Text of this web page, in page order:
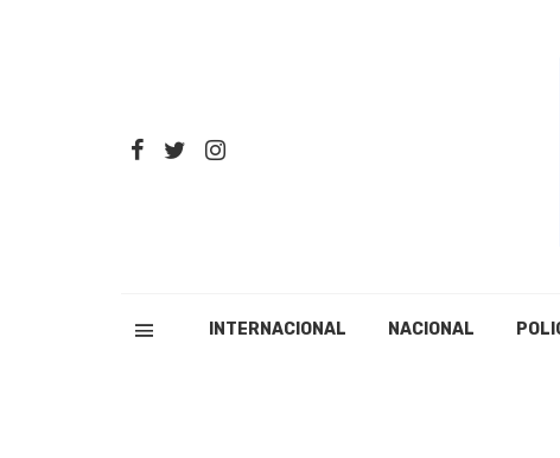
INTERNACIONAL NACIONAL